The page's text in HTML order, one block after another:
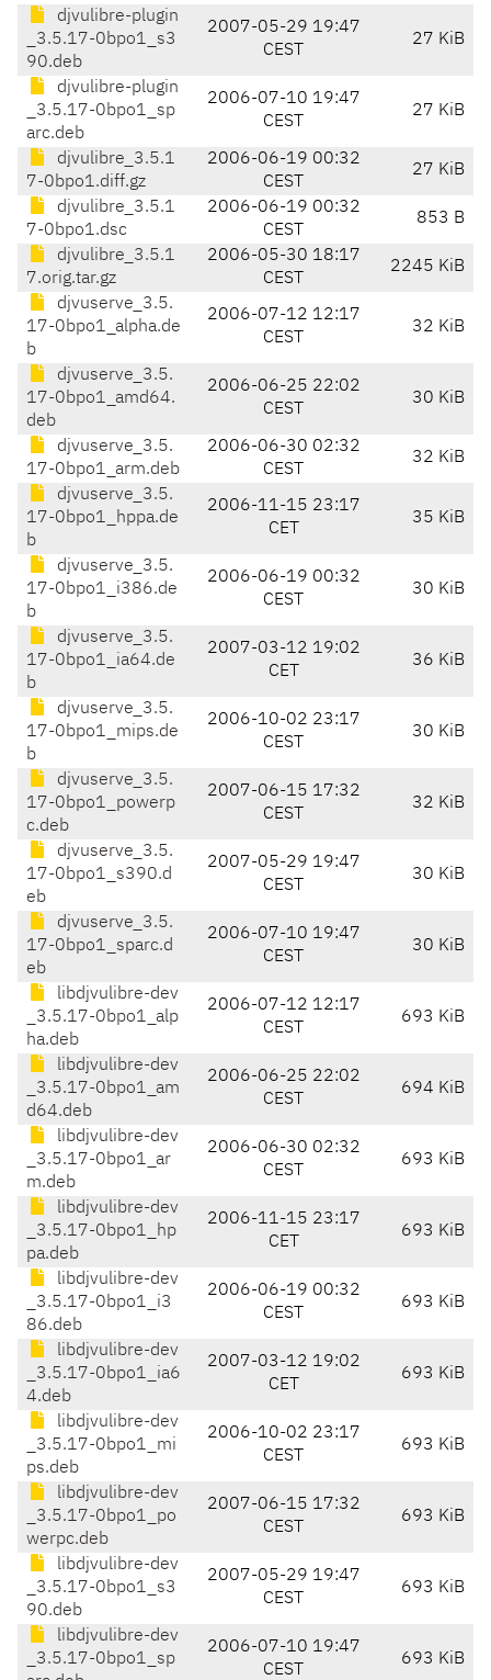
djvulibre-plugin
_3.5.17-0bpo1_s3
90.deb
2007-05-29 19:47
CEST
27 KiB
djvulibre-plugin
_3.5.17-0bpo1_sp
arc.deb
2006-07-10 19:47
CEST
27 KiB
djvulibre_3.5.1
7-0bpo1.diff.gz
2006-06-19 00:32
CEST
27 KiB
djvulibre_3.5.1
7-0bpo1.dsc
2006-06-19 00:32
CEST
853 B
djvulibre_3.5.1
7.orig.tar.gz
2006-05-30 18:17
CEST
2245 KiB
djvuserve_3.5.
17-0bpo1_alpha.de
b
2006-07-12 12:17
CEST
32 KiB
djvuserve_3.5.
17-0bpo1_amd64.
deb
2006-06-25 22:02
CEST
30 KiB
djvuserve_3.5.
17-0bpo1_arm.deb
2006-06-30 02:32
CEST
32 KiB
djvuserve_3.5.
17-0bpo1_hppa.de
b
2006-11-15 23:17
CET
35 KiB
djvuserve_3.5.
17-0bpo1_i386.de
b
2006-06-19 00:32
CEST
30 KiB
djvuserve_3.5.
17-0bpo1_ia64.de
b
2007-03-12 19:02
CET
36 KiB
djvuserve_3.5.
17-0bpo1_mips.de
b
2006-10-02 23:17
CEST
30 KiB
djvuserve_3.5.
17-0bpo1_powerp
c.deb
2007-06-15 17:32
CEST
32 KiB
djvuserve_3.5.
17-0bpo1_s390.d
eb
2007-05-29 19:47
CEST
30 KiB
djvuserve_3.5.
17-0bpo1_sparc.d
eb
2006-07-10 19:47
CEST
30 KiB
libdjvulibre-dev
_3.5.17-0bpo1_alp
ha.deb
2006-07-12 12:17
CEST
693 KiB
libdjvulibre-dev
_3.5.17-0bpo1_am
d64.deb
2006-06-25 22:02
CEST
694 KiB
libdjvulibre-dev
_3.5.17-0bpo1_ar
m.deb
2006-06-30 02:32
CEST
693 KiB
libdjvulibre-dev
_3.5.17-0bpo1_hp
pa.deb
2006-11-15 23:17
CET
693 KiB
libdjvulibre-dev
_3.5.17-0bpo1_i3
86.deb
2006-06-19 00:32
CEST
693 KiB
libdjvulibre-dev
_3.5.17-0bpo1_ia6
4.deb
2007-03-12 19:02
CET
693 KiB
libdjvulibre-dev
_3.5.17-0bpo1_mi
ps.deb
2006-10-02 23:17
CEST
693 KiB
libdjvulibre-dev
_3.5.17-0bpo1_po
werpc.deb
2007-06-15 17:32
CEST
693 KiB
libdjvulibre-dev
_3.5.17-0bpo1_s3
90.deb
2007-05-29 19:47
CEST
693 KiB
libdjvulibre-dev
_3.5.17-0bpo1_sp
2006-07-10 19:47
CEST
693 KiB